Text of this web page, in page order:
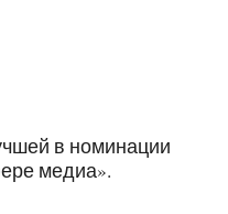
в номинации
медиа».